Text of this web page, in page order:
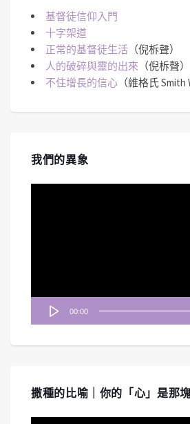
基督徒信仰入門
十字架道
正常的基督徒生活 （倪柝聲）
人的破碎與靈的出來 （倪柝聲）
不住增長的信心 （維格氏 Smith
我們的異象
00:00
撒種的比喻｜你的「心」是那